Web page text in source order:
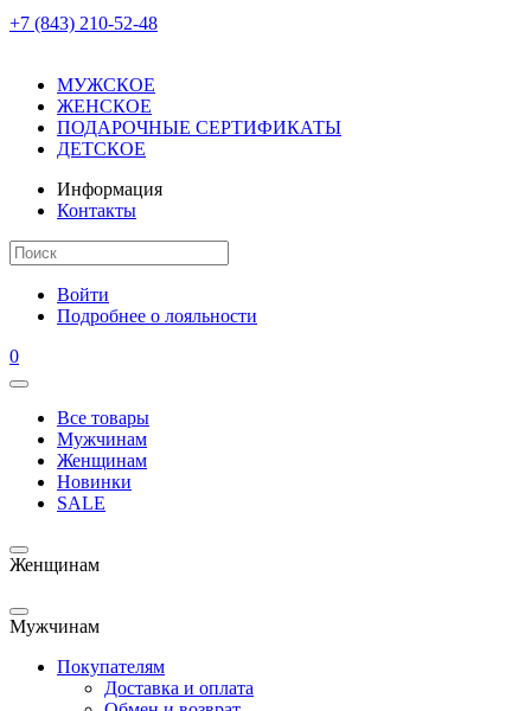
+7 (843) 210-52-48
МУЖСКОЕ
ЖЕНСКОЕ
ПОДАРОЧНЫЕ СЕРТИФИКАТЫ
ДЕТСКОЕ
Информация
Контакты
Войти
Подробнее о лояльности
0
Все товары
Мужчинам
Женщинам
Новинки
SALE
Женщинам
Мужчинам
Покупателям
Доставка и оплата